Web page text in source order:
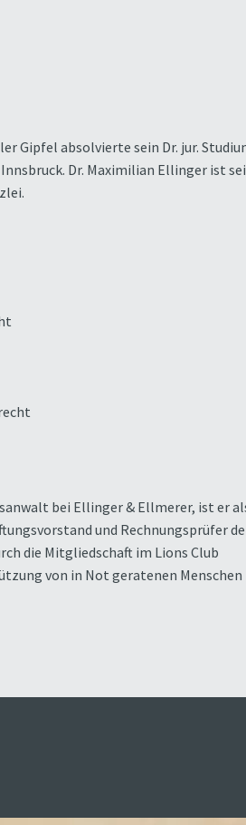
Gipfel absolvierte sein Dr. jur.
Dr. Maximilian Ellinger ist
bei Ellinger & Ellmerer, ist er
und Rechnungsprüfer
die Mitgliedschaft im Lions Club
von in Not geratenen Menschen